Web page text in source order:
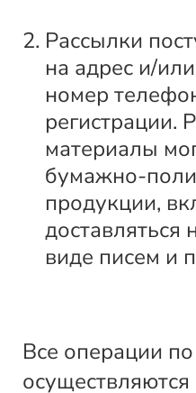
Рассылки
на адрес и/
номер
материалы
бумажно-
продукции,
доставляться
виде писем и
Все операции